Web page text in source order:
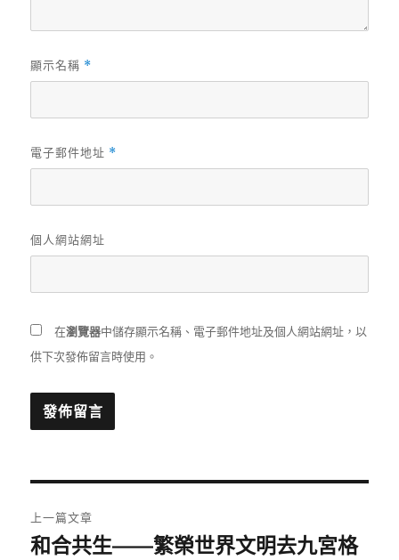
顯示名稱 *
電子郵件地址 *
個人網站網址
在瀏覽器中儲存顯示名稱、電子郵件地址及個人網站網址，以
供下次發佈留言時使用。
章
上一篇文章
上
和合共生——繁榮世界文明去九宮格